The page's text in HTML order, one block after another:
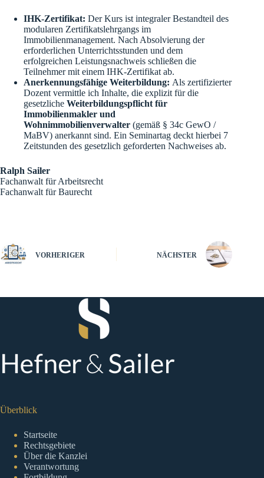
IHK-Zertifikat: Der Kurs ist integraler Bestandteil des
modularen Zertifikatslehrgangs im
Immobilienmanagement. Nach Absolvierung der
erforderlichen Unterrichtsstunden und dem
erfolgreichen Leistungsnachweis schließen die
Teilnehmer mit einem IHK-Zertifikat ab.
Anerkennungsfähige Weiterbildung: Als zertifizierter
Dozent vermittle ich Inhalte, die explizit für die
gesetzliche Weiterbildungspflicht für
Immobilienmakler und
Wohnimmobilienverwalter (gemäß § 34c GewO /
MaBV) anerkannt sind. Ein Seminartag deckt hierbei 7
Zeitstunden des gesetzlich geforderten Nachweises ab.
Ralph Sailer
Fachanwalt für Arbeitsrecht
Fachanwalt für Baurecht
VORHERIGER NÄCHSTER
Überblick
Startseite
Rechtsgebiete
Über die Kanzlei
Verantwortung